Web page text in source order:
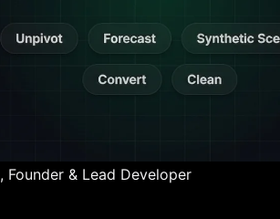
, Founder & Lead Developer